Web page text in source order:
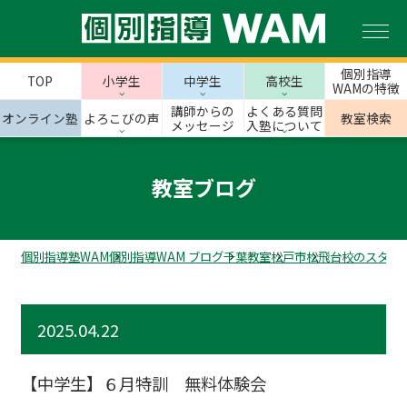
TOP 小学生 中学生 高校生
個別指導
WAMの特徴
オンライン塾 よろこびの声
講師からの
メッセージ
よくある質問
入塾について
教室検索
教室ブログ
個別指導塾WAM個別指導WAM ブログ千葉教室松戸市松飛台校のスタッ
2025.04.22
【中学生】６月特訓 無料体験会